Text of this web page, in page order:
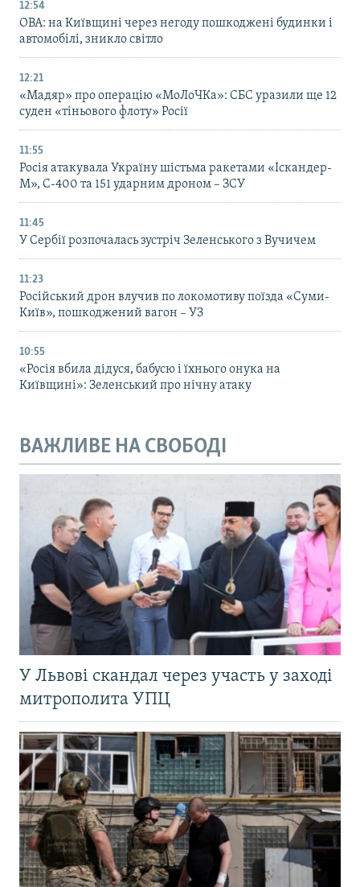
12:54
ОВА: на Київщині через негоду пошкоджені будинки і
автомобілі, зникло світло
12:21
«Мадяр» про операцію «МоЛоЧКа»: СБС уразили ще 12
суден «тіньового флоту» Росії
11:55
Росія атакувала Україну шістьма ракетами «Іскандер-
М», С-400 та 151 ударним дроном – ЗСУ
11:45
У Сербії розпочалась зустріч Зеленського з Вучичем
11:23
Російський дрон влучив по локомотиву поїзда «Суми-
Київ», пошкоджений вагон – УЗ
10:55
«Росія вбила дідуся, бабусю і їхнього онука на
Київщині»: Зеленський про нічну атаку
ВАЖЛИВЕ НА СВОБОДІ
У Львові скандал через участь у заході
митрополита УПЦ